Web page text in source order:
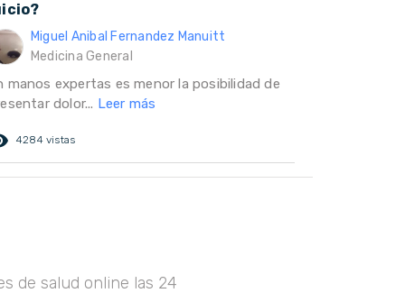
Miguel Anibal Fernandez Manuitt
Medicina General
manos expertas es menor la posibilidad de
dolor... Leer más
4284 vistas
de salud online las 24